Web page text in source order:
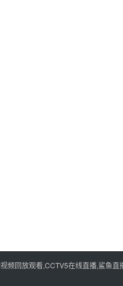
频回放观看,CCTV5在线直播,鲨鱼直